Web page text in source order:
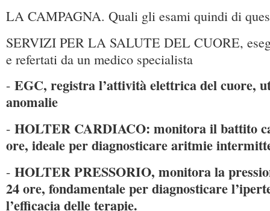
LA CAMPAGNA. Quali gli esami quindi di
SERVIZI PER LA SALUTE DEL CUORE,
e refertati da un medico specialista
- EGC, registra l’attività elettrica del cuore,
anomalie
- HOLTER CARDIACO: monitora il battito
ore, ideale per diagnosticare aritmie
- HOLTER PRESSORIO, monitora la
24 ore, fondamentale per diagnosticare
l’efficacia delle terapie.